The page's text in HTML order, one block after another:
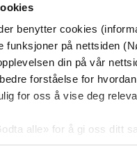
benytter cookies
funksjoner på nettsiden
din på vår
forståelse for
for oss å vise deg
alle» for å gi oss ditt
spesifikke formål ved å
Premium
Første gang på tilbud